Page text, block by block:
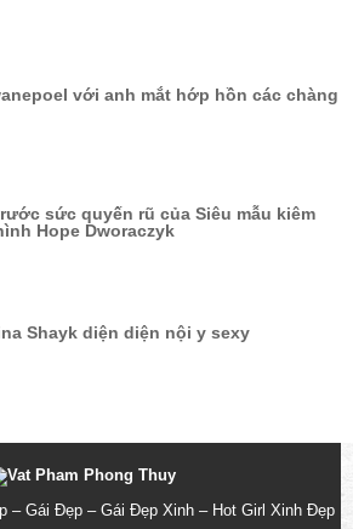
với anh mắt hớp hồn các chàng
sức quyến rũ của Siêu mẫu kiêm
Hope Dworaczyk
Shayk diện diện nội y sexy
– Gái Đẹp – Gái Đẹp Xinh – Hot Girl Xinh Đẹp